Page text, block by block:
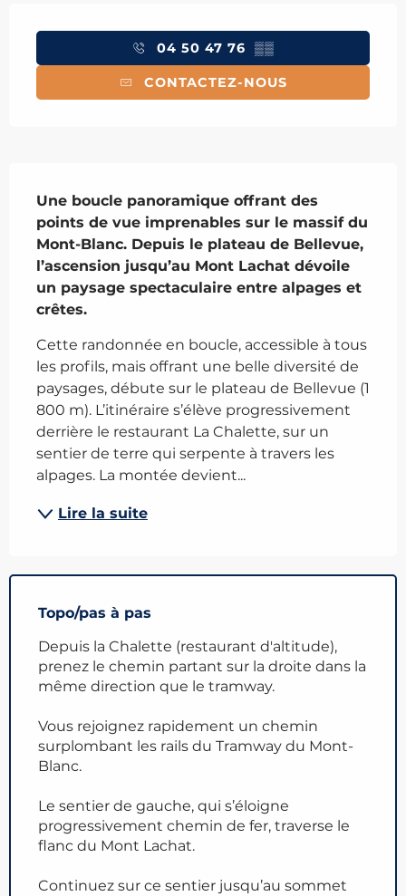
04 50 47 76 ▒▒
CONTACTEZ-NOUS
Une boucle panoramique offrant des
points de vue imprenables sur le massif du
Mont-Blanc. Depuis le plateau de Bellevue,
l’ascension jusqu’au Mont Lachat dévoile
un paysage spectaculaire entre alpages et
crêtes.
Cette randonnée en boucle, accessible à tous
les profils, mais offrant une belle diversité de
paysages, débute sur le plateau de Bellevue (1
800 m). L’itinéraire s’élève progressivement
derrière le restaurant La Chalette, sur un
sentier de terre qui serpente à travers les
alpages. La montée devient...
Lire la suite
Topo/pas à pas
Depuis la Chalette (restaurant d'altitude),
prenez le chemin partant sur la droite dans la
même direction que le tramway.
Vous rejoignez rapidement un chemin
surplombant les rails du Tramway du Mont-
Blanc.
Le sentier de gauche, qui s’éloigne
progressivement chemin de fer, traverse le
flanc du Mont Lachat.
Continuez sur ce sentier jusqu’au sommet